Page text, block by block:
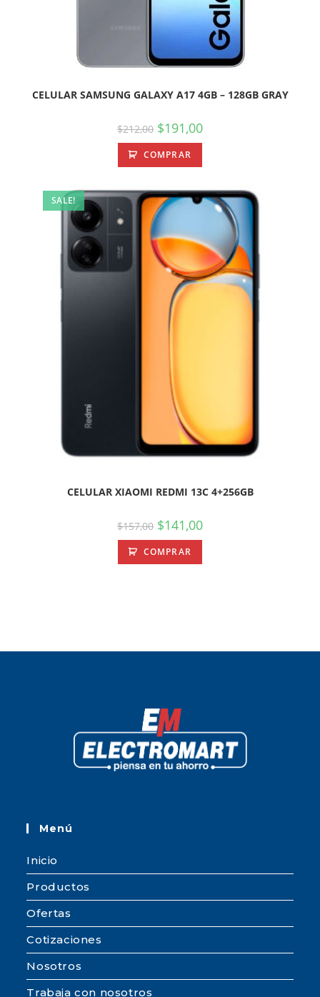
CELULAR SAMSUNG GALAXY A17 4GB – 128GB GRAY
$212,00 $191,00
COMPRAR
SALE!
CELULAR XIAOMI REDMI 13C 4+256GB
$157,00 $141,00
COMPRAR
Menú
Inicio
Productos
Ofertas
Cotizaciones
Nosotros
Trabaja con nosotros